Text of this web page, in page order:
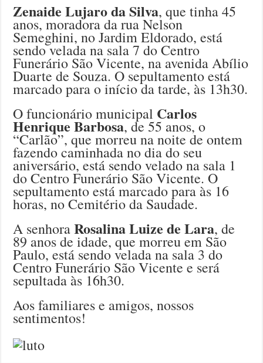
Zenaide Lujaro da Silva, que tinha 45
anos, moradora da rua Nelson
Semeghini, no Jardim Eldorado, está
sendo velada na sala 7 do Centro
Funerário São Vicente, na avenida Abílio
Duarte de Souza. O sepultamento está
marcado para o início da tarde, às 13h30.
O funcionário municipal Carlos
Henrique Barbosa, de 55 anos, o
“Carlão”, que morreu na noite de ontem
fazendo caminhada no dia do seu
aniversário, está sendo velado na sala 1
do Centro Funerário São Vicente. O
sepultamento está marcado para às 16
horas, no Cemitério da Saudade.
A senhoraRosalina Luize de Lara, de
89 anos de idade, que morreu em São
Paulo, está sendo velada na sala 3 do
Centro Funerário São Vicente e será
sepultada às 16h30.
Aos familiares e amigos, nossos
sentimentos!